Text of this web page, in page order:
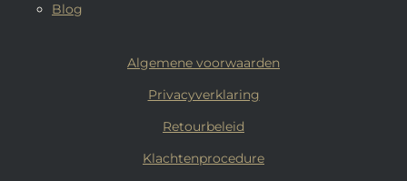
Blog
Algemene voorwaarden
Privacyverklaring
Retourbeleid
Klachtenprocedure